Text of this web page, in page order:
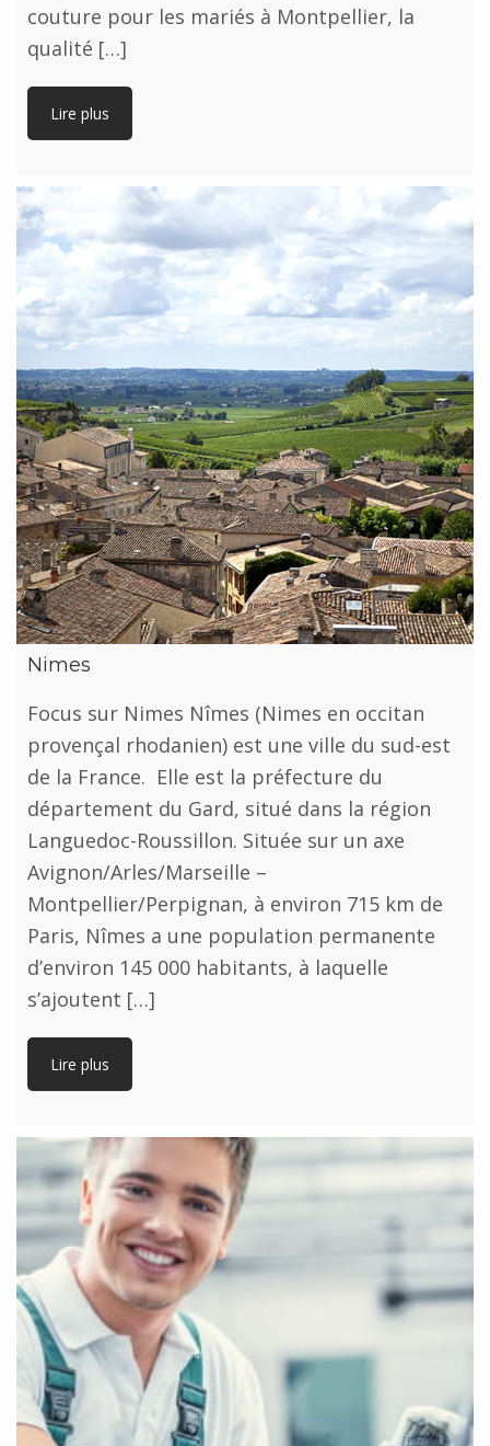
couture pour les mariés à Montpellier, la
qualité […]
Lire plus
Nimes
Focus sur Nimes Nîmes (Nimes en occitan
provençal rhodanien) est une ville du sud-est
de la France. Elle est la préfecture du
département du Gard, situé dans la région
Languedoc-Roussillon. Située sur un axe
Avignon/Arles/Marseille –
Montpellier/Perpignan, à environ 715 km de
Paris, Nîmes a une population permanente
d’environ 145 000 habitants, à laquelle
s’ajoutent […]
Lire plus